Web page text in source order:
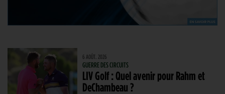
6 AOÛT. 2026
GUERRE DES CIRCUITS
LIV Golf : Quel avenir pour Rahm et
DeChambeau ?